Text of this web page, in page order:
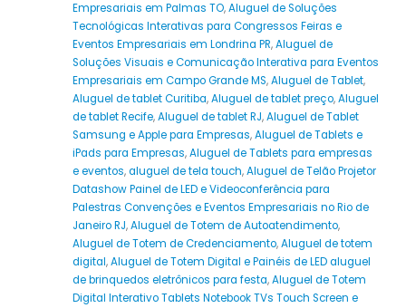
Empresariais em Palmas TO,Aluguel de Soluções
Tecnológicas Interativas para Congressos Feiras e
Eventos Empresariais em Londrina PR,Aluguel de
Soluções Visuais e Comunicação Interativa para Eventos
Empresariais em Campo Grande MS,Aluguel de Tablet,
Aluguel de tablet Curitiba,Aluguel de tablet preço,Aluguel
de tablet Recife,Aluguel de tablet RJ,Aluguel de Tablet
Samsung e Apple para Empresas,Aluguel de Tablets e
iPads para Empresas,Aluguel de Tablets para empresas
e eventos,aluguel de tela touch,Aluguel de Telão Projetor
Datashow Painel de LED e Videoconferência para
Palestras Convenções e Eventos Empresariais no Rio de
Janeiro RJ,Aluguel de Totem de Autoatendimento,
Aluguel de Totem de Credenciamento,Aluguel de totem
digital,Aluguel de Totem Digital e Painéis de LED aluguel
de brinquedos eletrônicos para festa,Aluguel de Totem
Digital Interativo Tablets Notebook TVs Touch Screen e